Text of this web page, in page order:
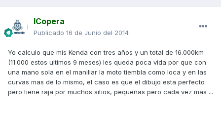
ICopera
Publicado 16 de Junio del 2014
Yo calculo que mis Kenda con tres años y un total de 16.000km
(11.000 estos ultimos 9 meses) les queda poca vida por que con
una mano sola en el manillar la moto tiembla como loca y en las
curvas mas de lo mismo, el caso es que el dibujo esta perfecto
pero tiene raja por muchos sitios, pequeñas pero cada vez mas ...